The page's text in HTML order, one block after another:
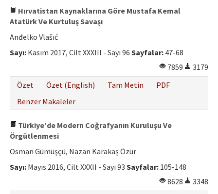
Hırvatistan Kaynaklarına Göre Mustafa Kemal
Atatürk Ve Kurtuluş Savaşı
Anđelko Vlašıć
Sayı: Kasım 2017, Cilt XXXIII - Sayı 96 Sayfalar: 47-68
7859
3179
Özet
Özet (English) Tam Metin
PDF
Benzer Makaleler
Türkiye’de Modern Coğrafyanın Kuruluşu Ve
Örgütlenmesi
Osman Gümüşçü, Nazan Karakaş Özür
Sayı: Mayıs 2016, Cilt XXXII - Sayı 93 Sayfalar: 105-148
8628
3348